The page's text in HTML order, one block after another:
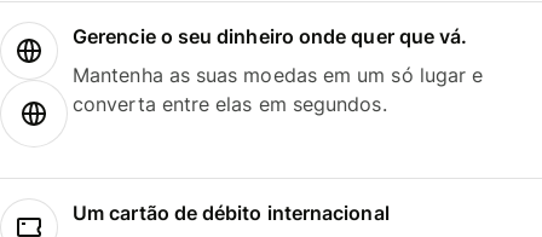
Gerencie o seu dinheiro onde quer que vá.
Mantenha as suas moedas em um só lugar e
converta entre elas em segundos.
Um cartão de débito internacional